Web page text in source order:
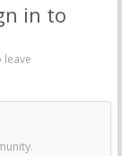
in to
leave